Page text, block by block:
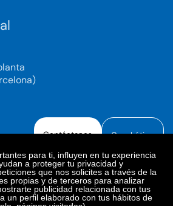
para ti, influyen en tu experiencia
a proteger tu privacidad y
que nos solicites a través de la
propias y de terceros para analizar
publicidad relacionada con tus
un perfil elaborado con tus hábitos de
Contáctanos Canal ético
Privacidad
Política de cookies